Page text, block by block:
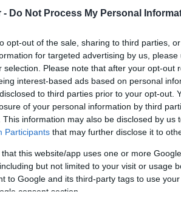
- Do Not Process My Personal
opt-out of the sale, sharing to third parties,
for targeted advertising by us,
selection. Please note that after your opt-out
interest-based ads based on personal
to third parties prior to your opt-out.
of your personal information by third
This information may also be disclosed by us
Participants that may further disclose it to
that this website/app uses one or more
but not limited to your visit or usage
to Google and its third-party tags to use
consent section.
ότι απαντώ μόνο σε mail γενικής
απαντηθούν υπεύθυνα μετά από
εξέτασης. Δεν απαντώ σε mail που
ή θεραπεία σε ειδικά προσωπικά
τα ευρήματα της παθολογικής
για την ειδική αξιολόγηση κάθε
ΦΙΛΗ Τα σεξουαλικώς μεταδιδόμενα
να μην έχουν συμπτώματα και
αν και σπανιότερα με το στοματικό
που συνιστάται ανελλιπώς η